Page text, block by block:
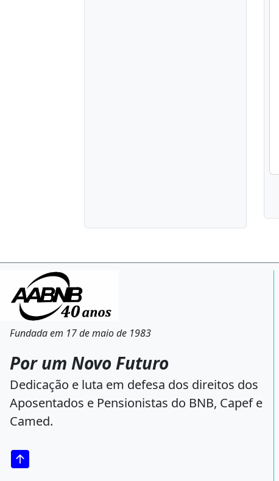
Fundada em 17 de maio de 1983
Por um Novo Futuro
Dedicação e luta em defesa dos direitos dos
Aposentados e Pensionistas do BNB, Capef e
Camed.